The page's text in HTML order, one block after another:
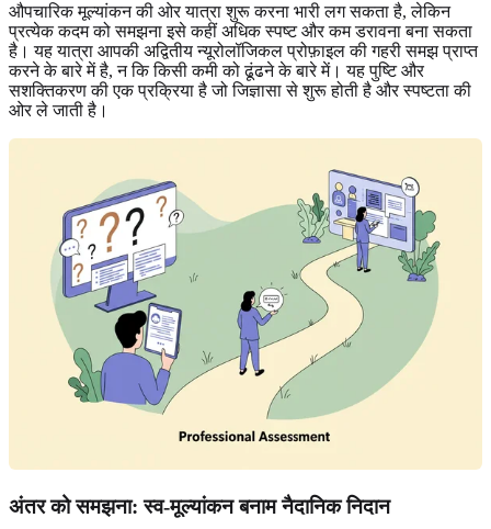
औपचारिक मूल्यांकन की ओर यात्रा शुरू करना भारी लग सकता है, लेकिन
प्रत्येक कदम को समझना इसे कहीं अधिक स्पष्ट और कम डरावना बना सकता
है। यह यात्रा आपकी अद्वितीय न्यूरोलॉजिकल प्रोफ़ाइल की गहरी समझ प्राप्त
करने के बारे में है, न कि किसी कमी को ढूंढने के बारे में। यह पुष्टि और
सशक्तिकरण की एक प्रक्रिया है जो जिज्ञासा से शुरू होती है और स्पष्टता की
ओर ले जाती है।
अंतर को समझना: स्व-मूल्यांकन बनाम नैदानिक ​​निदान